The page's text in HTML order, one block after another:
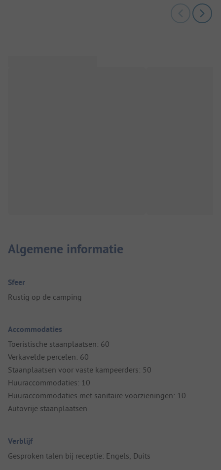
Algemene informatie
Sfeer
Rustig op de camping
Accommodaties
Toeristische staanplaatsen: 60
Verkavelde percelen: 60
Staanplaatsen voor vaste kampeerders: 50
Huuraccommodaties: 10
Huuraccommodaties met sanitaire voorzieningen: 10
Autovrije staanplaatsen
Verblijf
Gesproken talen bij receptie: Engels, Duits